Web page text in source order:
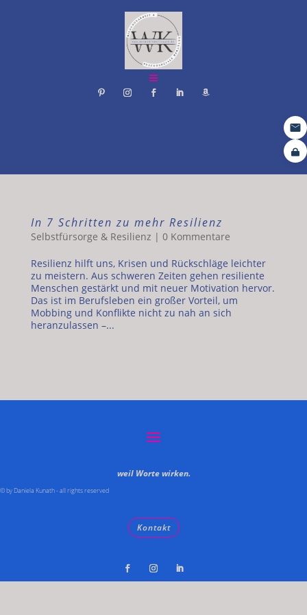
In 7 Schritten zu mehr Resilienz
Selbstfürsorge & Resilienz | 0 Kommentare
Resilienz hilft uns, Krisen und Rückschläge leichter
zu meistern. Aus schweren Zeiten gehen resiliente
Menschen gestärkt und mit neuer Motivation hervor.
Das ist im Berufsleben ein großer Vorteil, um
Mobbing und Konflikte nicht zu nah an sich
heranzulassen –...
weil Worte wirken.
© by Daniela Kunath - all rights reserved
Kontakt